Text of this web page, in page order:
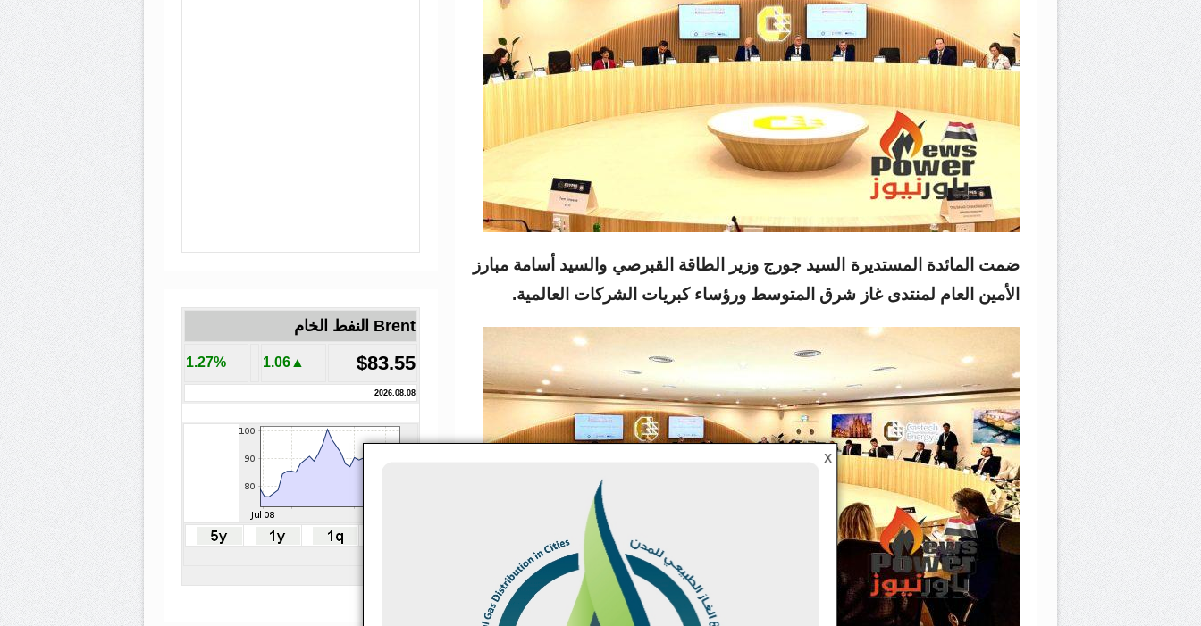
ضمت المائدة المستديرة السيد جورج وزير الطاقة القبرصي والسيد أسامة مبارز
الأمين العام لمنتدى غاز شرق المتوسط ورؤساء كبريات الشركات العالمية.
Brent النفط الخام
$83.55
▲1.06
1.27%
2026.08.08
X